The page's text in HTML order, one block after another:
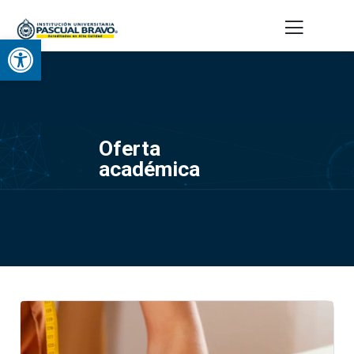
Abrir barra de herramientas
Oferta
académica